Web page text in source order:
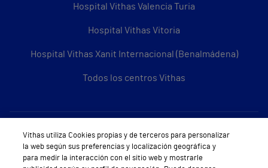
Hospital Vithas Valencia Turia
Hospital Vithas Vitoria
Hospital Vithas Xanit Internacional (Benalmádena)
Todos los centros Vithas
Sobre Vithas
Quiénes somos
Vithas utiliza Cookies propias y de terceros para personalizar
la web según sus preferencias y localización geográfica y
para medir la interacción con el sitio web y mostrarle